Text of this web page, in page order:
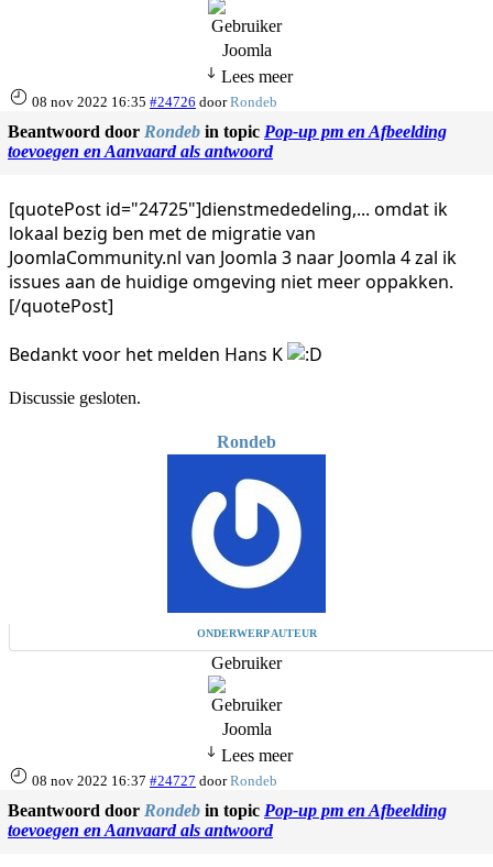
Joomla
Lees meer
08 nov 2022 16:35 #24726 doorRondeb
Beantwoord door Rondeb in topic Pop-up pm en Afbeelding
toevoegen en Aanvaard als antwoord
[quotePost id="24725"]dienstmededeling,... omdat ik
lokaal bezig ben met de migratie van
JoomlaCommunity.nl van Joomla 3 naar Joomla 4 zal ik
issues aan de huidige omgeving niet meer oppakken.
[/quotePost]
Bedankt voor het melden Hans K
Discussie gesloten.
Rondeb
ONDERWERP AUTEUR
Gebruiker
Joomla
Lees meer
08 nov 2022 16:37 #24727 doorRondeb
Beantwoord door Rondeb in topic Pop-up pm en Afbeelding
toevoegen en Aanvaard als antwoord